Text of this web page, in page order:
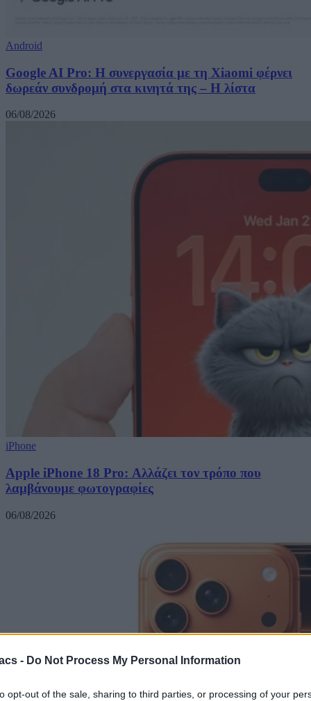
- Do Not Process My Personal Information
opt-out of the sale, sharing to third parties, or processing of your
Android
Google AI Pro: Η συνεργασία με τη Xiaomi φέρνει
δωρεάν συνδρομή στα κινητά της – Η λίστα
06/08/2026
iPhone
Apple iPhone 18 Pro: Αλλάζει τον τρόπο που
λαμβάνουμε φωτογραφίες
06/08/2026